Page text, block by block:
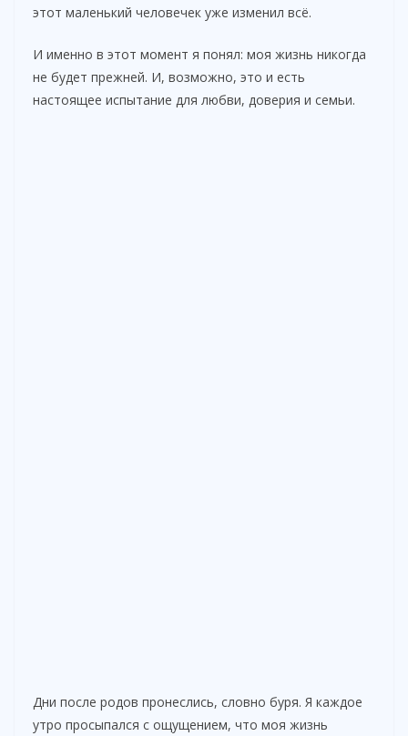
этот маленький человечек уже изменил всё.
И именно в этот момент я понял: моя жизнь никогда
не будет прежней. И, возможно, это и есть
настоящее испытание для любви, доверия и семьи.
Дни после родов пронеслись, словно буря. Я каждое
утро просыпался с ощущением, что моя жизнь